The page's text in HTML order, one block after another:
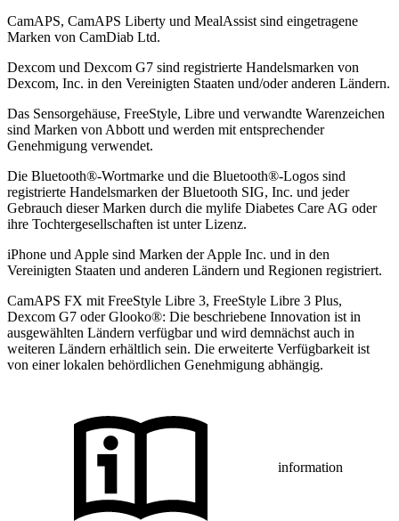
CamAPS, CamAPS Liberty und MealAssist sind eingetragene
Marken von CamDiab Ltd.
Dexcom und Dexcom G7 sind registrierte Handelsmarken von
Dexcom, Inc. in den Vereinigten Staaten und/oder anderen Ländern.
Das Sensorgehäuse, FreeStyle, Libre und verwandte Warenzeichen
sind Marken von Abbott und werden mit entsprechender
Genehmigung verwendet.
Die Bluetooth®-Wortmarke und die Bluetooth®-Logos sind
registrierte Handelsmarken der Bluetooth SIG, Inc. und jeder
Gebrauch dieser Marken durch die mylife Diabetes Care AG oder
ihre Tochtergesellschaften ist unter Lizenz.
iPhone und Apple sind Marken der Apple Inc. und in den
Vereinigten Staaten und anderen Ländern und Regionen registriert.
CamAPS FX mit FreeStyle Libre 3, FreeStyle Libre 3 Plus,
Dexcom G7 oder Glooko®: Die beschriebene Innovation ist in
ausgewählten Ländern verfügbar und wird demnächst auch in
weiteren Ländern erhältlich sein. Die erweiterte Verfügbarkeit ist
von einer lokalen behördlichen Genehmigung abhängig.
information